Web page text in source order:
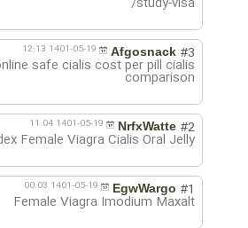
#3
Afgosnack
1401-05-19 12:13
safe cialis cost per pill cialis
comparison
#2
NrfxWatte
1401-05-19 11:04
Female Viagra Cialis Oral Jelly
#1
EgwWargo
1401-05-19 00:03
Female Viagra Imodium Maxalt